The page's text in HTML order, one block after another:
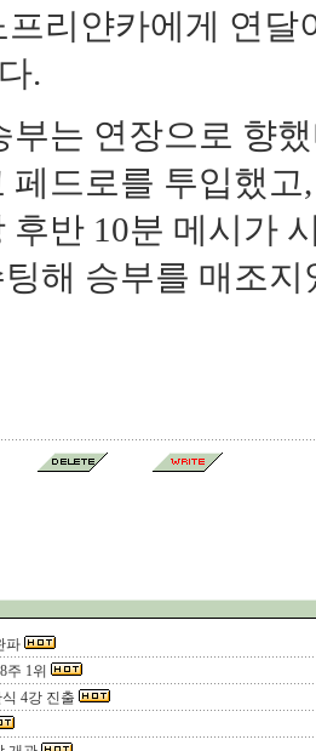
프리얀카에게 연
.
부는 연장으로 향
페드로를 투입했
후반 10분 메시가
해 승부를 매조지
파
주 1위
4강 진출